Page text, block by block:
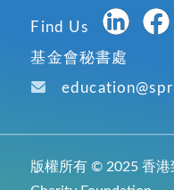
Find Us
基金會秘書處
版權所有 © 2025 香港